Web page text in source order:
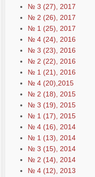
№ 3 (27), 2017
№ 2 (26), 2017
№ 1 (25), 2017
№ 4 (24), 2016
№ 3 (23), 2016
№ 2 (22), 2016
№ 1 (21), 2016
№ 4 (20),2015
№ 2 (18), 2015
№ 3 (19), 2015
№ 1 (17), 2015
№ 4 (16), 2014
№ 1 (13), 2014
№ 3 (15), 2014
№ 2 (14), 2014
№ 4 (12), 2013